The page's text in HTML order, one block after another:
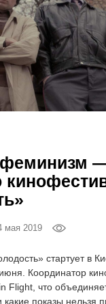
феминизм
мая 2019
стартует в
Координатор
Flight, что
показы нельзя